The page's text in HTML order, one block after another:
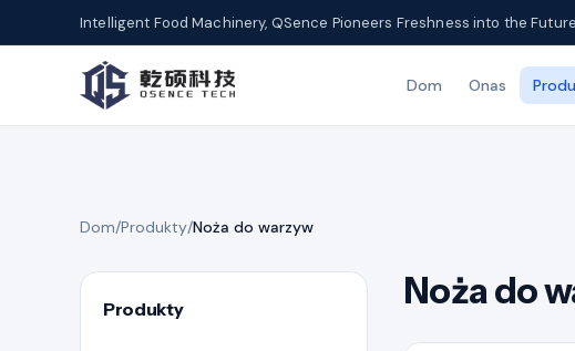
Intelligent Food Machinery, QSence Pioneers Freshness into the Future
Dom Onas
Dom/Produkty/Noża do warzyw
Produkty Noża do